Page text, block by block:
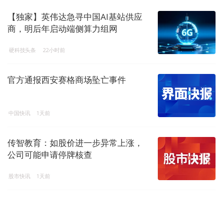
【独家】英伟达急寻中国AI基站供应
商，明后年启动端侧算力组网
硬科技头条 22小时前
官方通报西安赛格商场坠亡事件
中国快讯 1天前
传智教育：如股价进一步异常上涨，
公司可能申请停牌核查
股市快讯 1天前